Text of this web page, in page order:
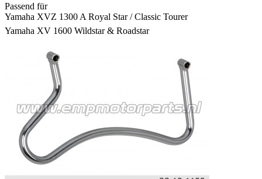
Passend für
Yamaha XVZ 1300 A Royal Star / Classic Tourer
Yamaha XV 1600 Wildstar & Roadstar